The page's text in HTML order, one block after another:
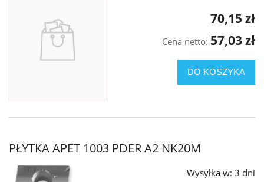
70,15 zł
Cena netto: 57,03 zł
DO KOSZYKA
PŁYTKA APET 1003 PDER A2 NK20M
Wysyłka w: 3 dni